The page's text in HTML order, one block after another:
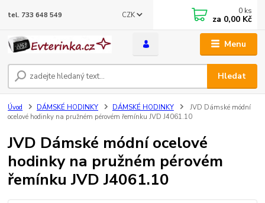
Menu
CZK
Hledat
tel. 733 648 549 0 ks
za 0,00 Kč
Úvod DÁMSKÉ HODINKY DÁMSKÉ HODINKY
JVD Dámské módní
ocelové hodinky na pružném pérovém řemínku JVD J4061.10
JVD Dámské módní ocelové
hodinky na pružném pérovém
řemínku JVD J4061.10